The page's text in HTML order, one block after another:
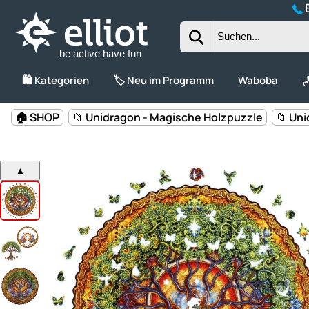
be active have fun
🛍️ Kategorien 🏷️ Neu im Programm Waboba
🏠 SHOP 📁 Unidragon - Magische Holzpuzzle 📁
▲